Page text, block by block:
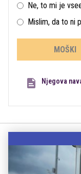
Ne, to mi je
Mislim, da to ni
MOŠKI
Njegova